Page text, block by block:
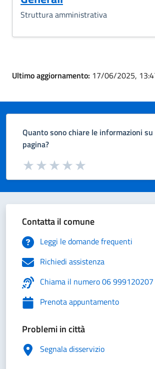
Struttura amministrativa
Ultimo aggiornamento: 17/06/2025,
Quanto sono chiare le informazioni
pagina?
Valuta da 1 a 5 stelle la pagina
Valuta 5 stelle su 5
Valuta 4 stelle su 5
Valuta 3 stelle su 5
Valuta 2 stelle su 5
Valuta 1 stelle su 5
Contatta il comune
Leggi le domande frequenti
Richiedi assistenza
Chiama il numero 06 999120207
Prenota appuntamento
Problemi in città
Segnala disservizio